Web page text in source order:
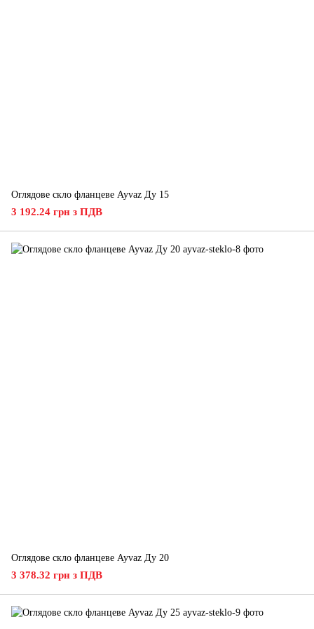
Оглядове скло фланцеве Ayvaz Ду 15
3 192.24 грн з ПДВ
Оглядове скло фланцеве Ayvaz Ду 20
3 378.32 грн з ПДВ